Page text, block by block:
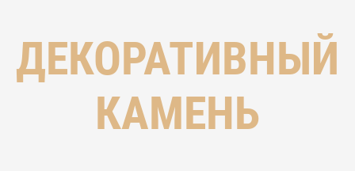
ДЕКОРАТИВНЫЙ
КАМЕНЬ